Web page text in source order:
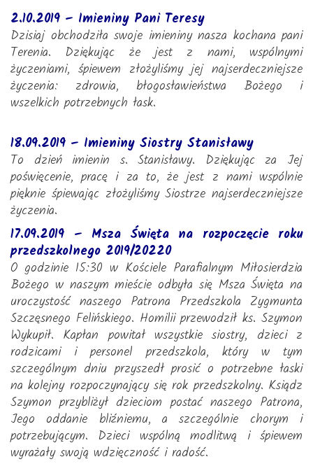
2.10.2019 – Imieniny Pani Teresy
Dzisiaj obchodziła swoje imieniny nasza kochana pani
Terenia. Dziękując że jest z nami, wspólnymi
życzeniami, śpiewem złożyliśmy jej najserdeczniejsze
życzenia: zdrowia, błogosławieństwa Bożego i
wszelkich potrzebnych łask.
18.09.2019 – Imieniny Siostry Stanisławy
To dzień imienin s. Stanisławy. Dziękując za Jej
poświęcenie, pracę i za to, że jest z nami wspólnie
pięknie śpiewając złożyliśmy Siostrze najserdeczniejsze
życzenia.
17.09.2019 – Msza Święta na rozpoczęcie roku
przedszkolnego 2019/20220
O godzinie 15:30 w Kościele Parafialnym Miłosierdzia
Bożego w naszym mieście odbyła się Msza Święta na
uroczystość naszego Patrona Przedszkola Zygmunta
Szczęsnego Felińskiego. Homilii przewodził ks. Szymon
Wykupił. Kapłan powitał wszystkie siostry, dzieci z
rodzicami i personel przedszkola, który w tym
szczególnym dniu przyszedł prosić o potrzebne łaski
na kolejny rozpoczynający się rok przedszkolny. Ksiądz
Szymon przybliżył dzieciom postać naszego Patrona,
Jego oddanie bliźniemu, a szczególnie chorym i
potrzebującym. Dzieci wspólną modlitwą i śpiewem
wyrażały swoją wdzięczność i radość.